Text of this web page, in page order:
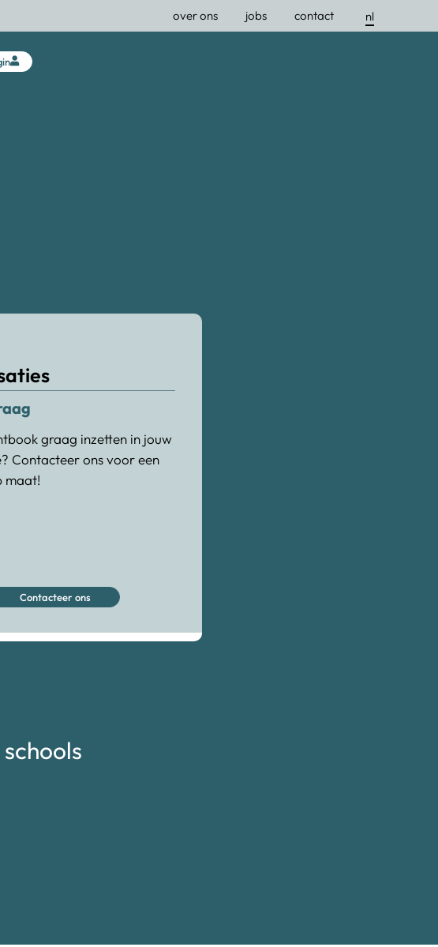
nl
fr
over ons jobs contact
graag inzetten in jouw
Contacteer ons voor een
maat!
Contacteer ons